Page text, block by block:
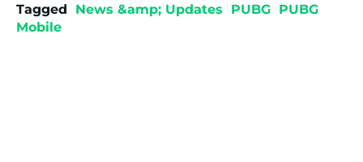
Tagged
News &amp; Updates PUBG PUBG
Mobile